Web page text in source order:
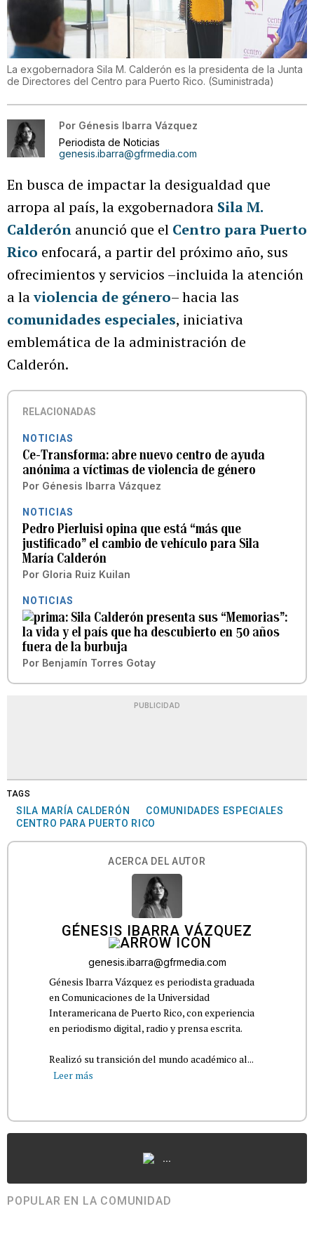
La exgobernadora Sila M. Calderón es la presidenta de la Junta
de Directores del Centro para Puerto Rico. (Suministrada)
Por Génesis Ibarra Vázquez
Periodista de Noticias
genesis.ibarra@gfrmedia.com
En busca de impactar la desigualdad que
arropa al país, la exgobernadora Sila M.
Calderón anunció que el Centro para Puerto
Rico enfocará, a partir del próximo año, sus
ofrecimientos y servicios –incluida la atención
a laviolencia de género– hacia las
comunidades especiales, iniciativa
emblemática de la administración de
Calderón.
RELACIONADAS
NOTICIAS
Ce-Transforma: abre nuevo centro de ayuda
anónima a víctimas de violencia de género
Por Génesis Ibarra Vázquez
NOTICIAS
Pedro Pierluisi opina que está “más que
justificado” el cambio de vehículo para Sila
María Calderón
Por Gloria Ruiz Kuilan
NOTICIAS
Sila Calderón presenta sus “Memorias”:
la vida y el país que ha descubierto en 50 años
fuera de la burbuja
Por Benjamín Torres Gotay
PUBLICIDAD
TAGS
SILA MARÍA CALDERÓN
COMUNIDADES ESPECIALES
CENTRO PARA PUERTO RICO
ACERCA DEL AUTOR
GÉNESIS IBARRA VÁZQUEZ
genesis.ibarra@gfrmedia.com
Génesis Ibarra Vázquez es periodista graduada
en Comunicaciones de la Universidad
Interamericana de Puerto Rico, con experiencia
en periodismo digital, radio y prensa escrita.
Realizó su transición del mundo académico al...
Leer más
...
POPULAR EN LA COMUNIDAD